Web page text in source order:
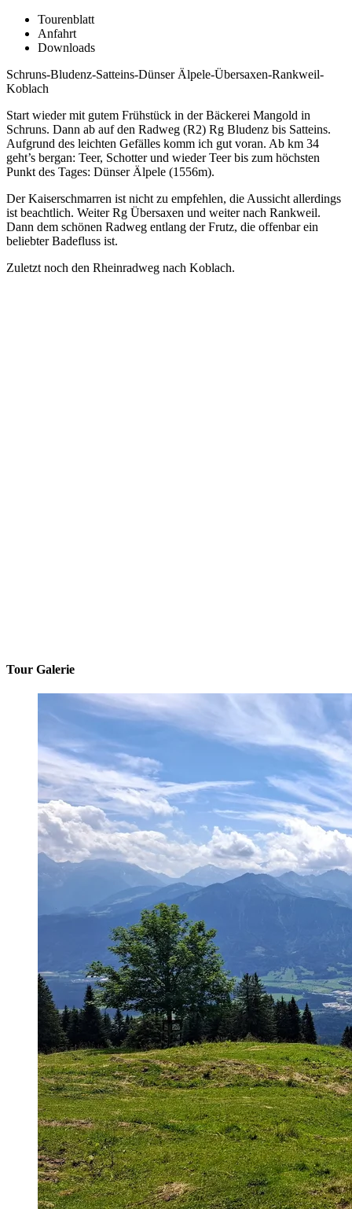
Tourenblatt
Anfahrt
Downloads
Schruns-Bludenz-Satteins-Dünser Älpele-Übersaxen-Rankweil-
Koblach
Start wieder mit gutem Frühstück in der Bäckerei Mangold in
Schruns. Dann ab auf den Radweg (R2) Rg Bludenz bis Satteins.
Aufgrund des leichten Gefälles komm ich gut voran. Ab km 34
geht’s bergan: Teer, Schotter und wieder Teer bis zum höchsten
Punkt des Tages: Dünser Älpele (1556m).
Der Kaiserschmarren ist nicht zu empfehlen, die Aussicht allerdings
ist beachtlich. Weiter Rg Übersaxen und weiter nach Rankweil.
Dann dem schönen Radweg entlang der Frutz, die offenbar ein
beliebter Badefluss ist.
Zuletzt noch den Rheinradweg nach Koblach.
Tour Galerie